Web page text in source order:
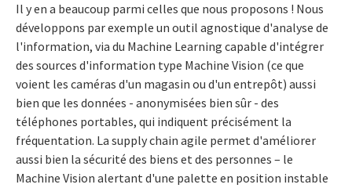
Il y en a beaucoup parmi celles que nous proposons ! Nous
développons par exemple un outil agnostique d'analyse de
l'information, via du Machine Learning capable d'intégrer
des sources d'information type Machine Vision (ce que
voient les caméras d'un magasin ou d'un entrepôt) aussi
bien que les données - anonymisées bien sûr - des
téléphones portables, qui indiquent précisément la
fréquentation. La supply chain agile permet d'améliorer
aussi bien la sécurité des biens et des personnes – le
Machine Vision alertant d'une palette en position instable